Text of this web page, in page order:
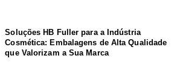
Soluções HB Fuller para a Indústria
Cosmética: Embalagens de Alta Qualidade
que Valorizam a Sua Marca